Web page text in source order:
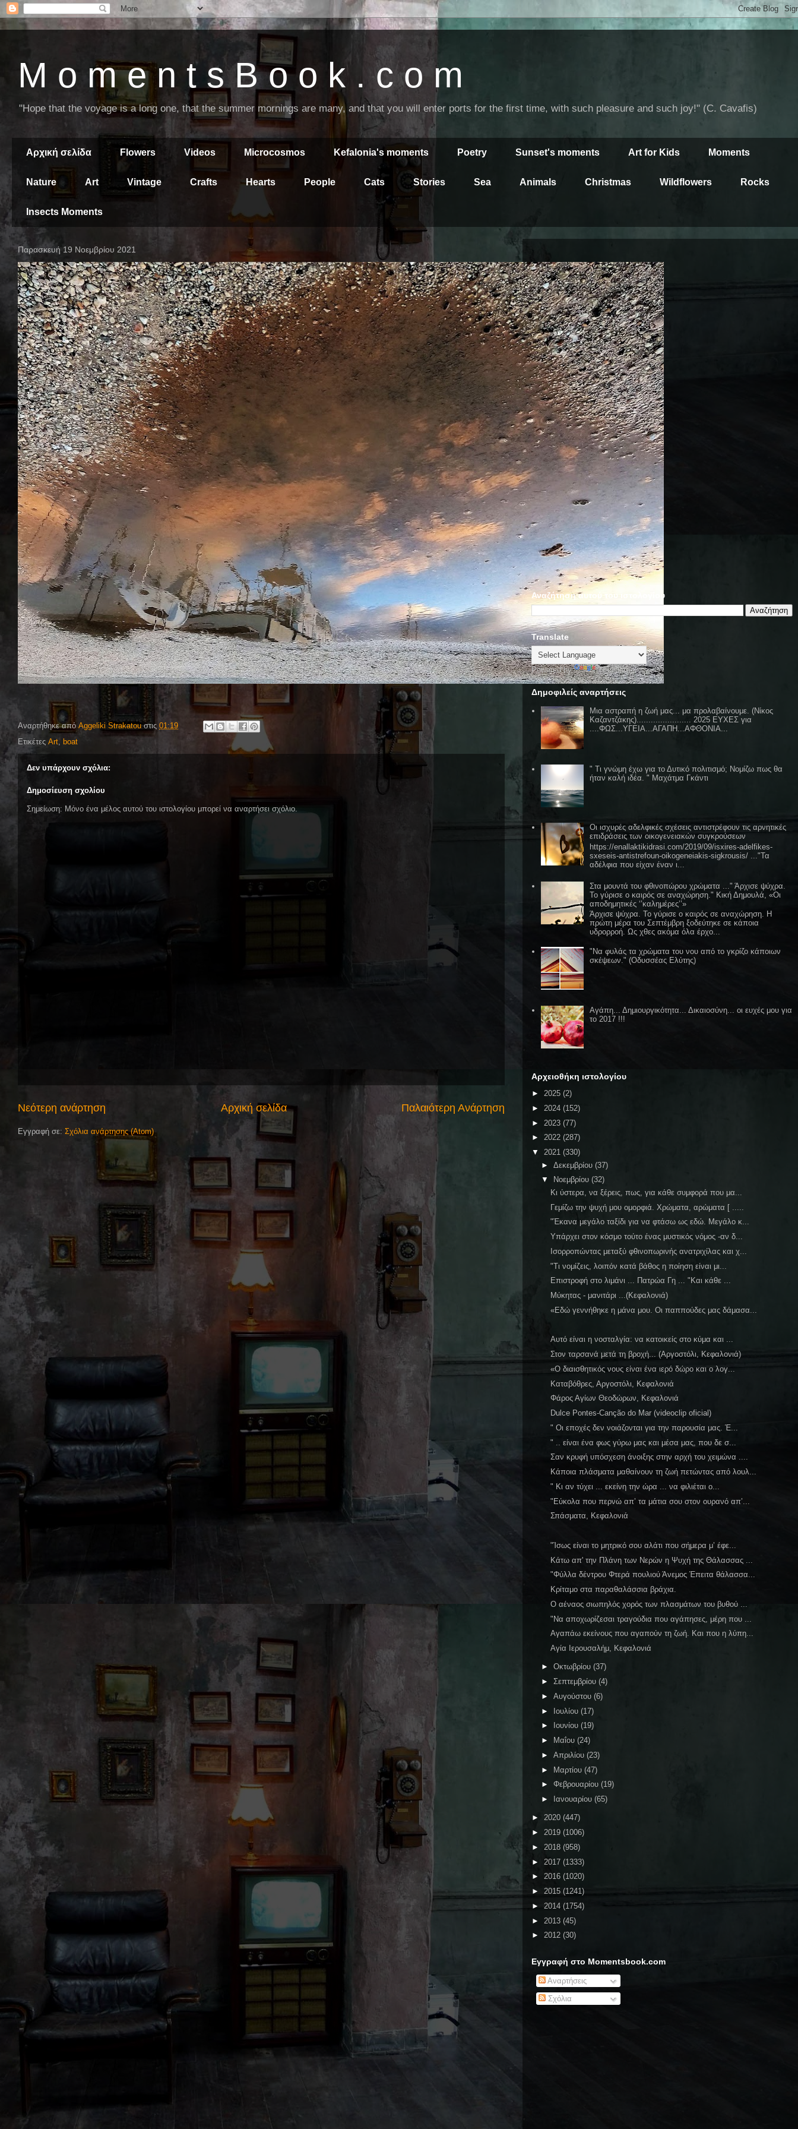
M o m e n t s B o o k . c o m
"Hope that the voyage is a long one, that the summer mornings are many, and that you will enter ports for the first time, with such pleasure and such joy!" (C. Cavafis)
Αρχική σελίδα Flowers Videos Microcosmos Kefalonia's moments Poetry Sunset's moments Art for Kids Moments
Nature Art Vintage Crafts Hearts People Cats Stories Sea Animals Christmas Wildflowers Rocks
Insects Moments
Παρασκευή 19 Νοεμβρίου 2021
Αναρτήθηκε από Aggeliki Strakatou στις 01:19
Ετικέτες Art, boat
Δεν υπάρχουν σχόλια:
Δημοσίευση σχολίου
Σημείωση: Μόνο ένα μέλος αυτού του ιστολογίου μπορεί να αναρτήσει σχόλιο.
Νεότερη ανάρτηση Παλαιότερη Ανάρτηση
Αρχική σελίδα
Εγγραφή σε: Σχόλια ανάρτησης (Atom)
Αναζήτηση αυτού του ιστολογίου
Translate
Powered by Translate
Δημοφιλείς αναρτήσεις
Μια αστραπή η ζωή μας... μα προλαβαίνουμε. (Νίκος
Καζαντζάκης)....................... 2025 ΕΥΧΕΣ για
....ΦΩΣ...ΥΓΕΙΑ...ΑΓΑΠΗ...ΑΦΘΟΝΙΑ...
" Τι γνώμη έχω για το Δυτικό πολιτισμό; Νομίζω πως θα
ήταν καλή ιδέα. " Μαχάτμα Γκάντι
Οι ισχυρές αδελφικές σχέσεις αντιστρέφουν τις αρνητικές
επιδράσεις των οικογενειακών συγκρούσεων
https://enallaktikidrasi.com/2019/09/isxires-adelfikes-
sxeseis-antistrefoun-oikogeneiakis-sigkrousis/ ..."Τα
αδέλφια που είχαν έναν ι...
Στα μουντά του φθινοπώρου χρώματα ..." Άρχισε ψύχρα.
Το γύρισε ο καιρός σε αναχώρηση." Κική Δημουλά, «Οι
αποδημητικές ‘’καλημέρες’’»
Άρχισε ψύχρα. Το γύρισε ο καιρός σε αναχώρηση. Η
πρώτη μέρα του Σεπτέμβρη ξοδεύτηκε σε κάποια
υδρορροή. Ως χθες ακόμα όλα έρχο...
"Να φυλάς τα χρώματα του νου από το γκρίζο κάποιων
σκέψεων." (Οδυσσέας Ελύτης)
Αγάπη... Δημιουργικότητα... Δικαιοσύνη... οι ευχές μου για
το 2017 !!!
Αρχειοθήκη ιστολογίου
► 2025 (2)
► 2024 (152)
► 2023 (77)
► 2022 (287)
▼ 2021 (330)
► Δεκεμβρίου (37)
▼
Νοεμβρίου (32)
Κι ύστερα, να ξέρεις, πως, για κάθε συμφορά που μα...
Γεμίζω την ψυχή μου ομορφιά. Χρώματα, αρώματα [ .....
"Έκανα μεγάλο ταξίδι για να φτάσω ως εδώ. Μεγάλο κ...
Υπάρχει στον κόσμο τούτο ένας μυστικός νόμος -αν δ...
Ισορροπώντας μεταξύ φθινοπωρινής ανατριχίλας και χ...
"Τι νομίζεις, λοιπόν κατά βάθος η ποίηση είναι μι...
Επιστροφή στο λιμάνι ... Πατρώα Γη ... "Και κάθε ...
Μύκητας - μανιτάρι ...(Κεφαλονιά)
«Εδώ γεννήθηκε η μάνα μου. Οι παππούδες μας δάμασα...
Αυτό είναι η νοσταλγία: να κατοικείς στο κύμα και ...
Στον ταρσανά μετά τη βροχή... (Αργοστόλι, Κεφαλονιά)
«Ο διαισθητικός νους είναι ένα ιερό δώρο και ο λογ...
Καταβόθρες, Αργοστόλι, Κεφαλονιά
Φάρος Αγίων Θεοδώρων, Κεφαλονιά
Dulce Pontes-Canção do Mar (videoclip oficial)
" Οι εποχές δεν νοιάζονται για την παρουσία μας. Έ...
" .. είναι ένα φως γύρω μας και μέσα μας, που δε σ...
Σαν κρυφή υπόσχεση άνοιξης στην αρχή του χειμώνα ....
Κάποια πλάσματα μαθαίνουν τη ζωή πετώντας από λουλ...
" Κι αν τύχει ... εκείνη την ώρα ... να φιλιέται ο...
"Εύκολα που περνώ απ’ τα μάτια σου στον ουρανό απ’...
Σπάσματα, Κεφαλονιά
"Ίσως είναι το μητρικό σου αλάτι που σήμερα μ’ έφε...
Κάτω απ' την Πλάνη των Νερών η Ψυχή της Θάλασσας ...
"Φύλλα δέντρου Φτερά πουλιού Άνεμος Έπειτα θάλασσα...
Κρίταμο στα παραθαλάσσια βράχια.
Ο αέναος σιωπηλός χορός των πλασμάτων του βυθού ...
"Να αποχωρίζεσαι τραγούδια που αγάπησες, μέρη που ...
Αγαπάω εκείνους που αγαπούν τη ζωή. Και που η λύπη...
Αγία Ιερουσαλήμ, Κεφαλονιά
► Οκτωβρίου (37)
► Σεπτεμβρίου (4)
► Αυγούστου (6)
► Ιουλίου (17)
►
Ιουνίου (19)
►
Μαΐου (24)
► Απριλίου (23)
► Μαρτίου (47)
► Φεβρουαρίου (19)
►
Ιανουαρίου (65)
► 2020 (447)
► 2019 (1006)
► 2018 (958)
► 2017 (1333)
► 2016 (1020)
► 2015 (1241)
► 2014 (1754)
► 2013 (45)
► 2012 (30)
Εγγραφή στο Momentsbook.com
Αναρτήσεις
Σχόλια